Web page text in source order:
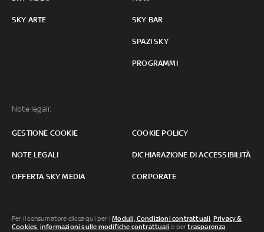
SKY ARTE SKY BAR
SPAZI SKY
PROGRAMMI
Note legali:
GESTIONE COOKIE COOKIE POLICY
NOTE LEGALI DICHIARAZIONE DI ACCESSIBILITÀ
OFFERTA SKY MEDIA CORPORATE
Per il consumatore clicca qui per iModuli, Condizioni contrattuali Privacy &
Cookies informazioni sulle modifiche contrattuali o pertrasparenza